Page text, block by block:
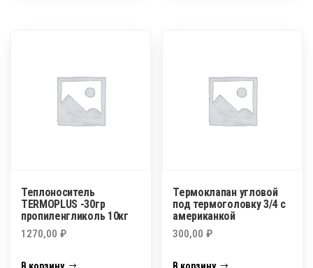
Теплоноситель
TERMOPLUS -30гр
пропиленгликоль 10кг
1270,00 ₽
В корзину
Термоклапан угловой
под термоголовку 3/4 с
американкой
300,00₽
В корзину